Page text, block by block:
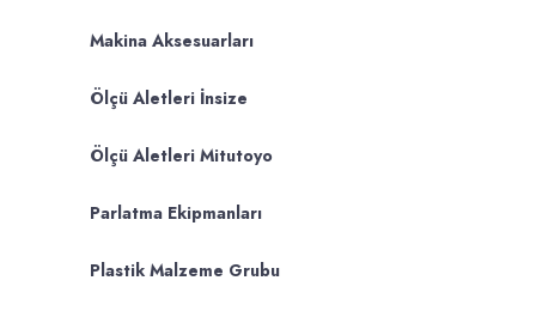
Makina Aksesuarları
Ölçü Aletleri İnsize
Ölçü Aletleri Mitutoyo
Parlatma Ekipmanları
Plastik Malzeme Grubu